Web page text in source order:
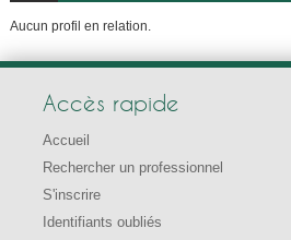
Aucun profil en relation.
Accès rapide
Accueil
Rechercher un professionnel
S'inscrire
Identifiants oubliés